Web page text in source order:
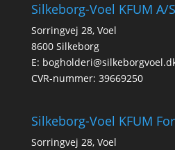
Silkeborg-Voel KFUM A/S
Sorringvej 28, Voel
8600 Silkeborg
E:
CVR-nummer: 39669250
Silkeborg-Voel KFUM
Sorringvej 28, Voel